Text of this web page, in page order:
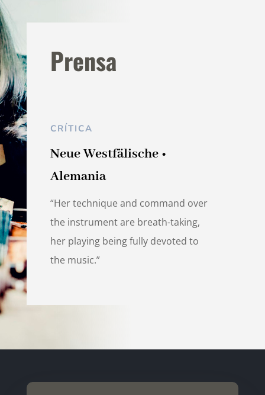
Prensa
CRÍTICA
Neue Westfälische •
Alemania
“Her technique and command over
the instrument are breath-taking,
her playing being fully devoted to
the music.”